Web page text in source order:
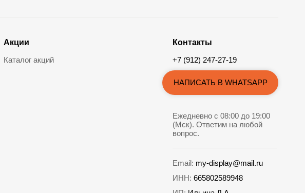
Акции
Каталог акций
Контакты
+7 (912) 247-27-19
НАПИСАТЬ В WHATSAPP
Ежедневно с 08:00 до 19:00
(Мск). Ответим на любой
вопрос.
Email: my-display@mail.ru
ИНН: 665802589948